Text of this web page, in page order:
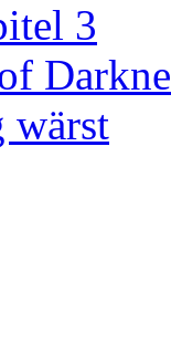
3
wärst